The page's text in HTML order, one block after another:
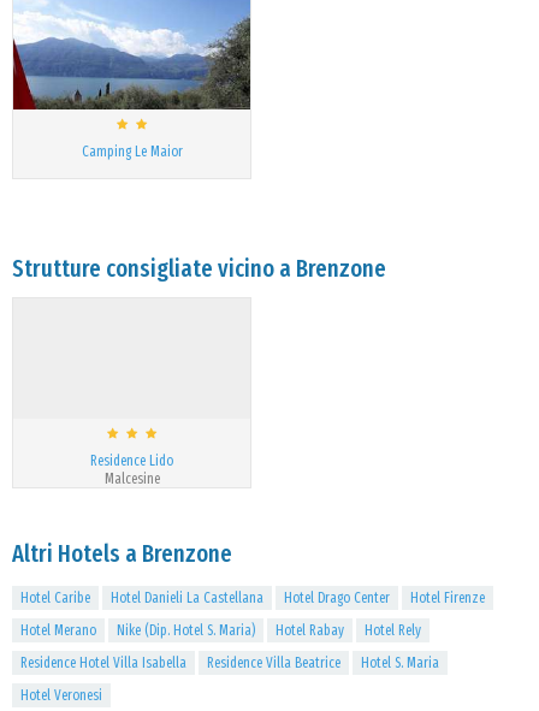
Camping Le Maior
Strutture consigliate vicino a Brenzone
Residence Lido
Malcesine
Altri Hotels a Brenzone
Hotel Caribe Hotel Danieli La Castellana Hotel Drago Center
Hotel Firenze
Hotel Merano
Nike (Dip. Hotel S. Maria) Hotel Rabay
Hotel Rely
Residence Hotel Villa Isabella
Residence Villa Beatrice
Hotel S. Maria
Hotel Veronesi